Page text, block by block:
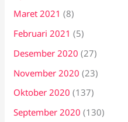
Maret 2021 (8)
Februari 2021 (5)
Desember 2020 (27)
November 2020 (23)
Oktober 2020 (137)
September 2020 (130)